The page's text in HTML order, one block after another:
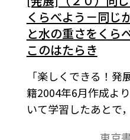
くらべよう－同じ
と水の重さをくら
このはたらき
「楽しくできる！
籍2004年6月作成よ
いて学習したあとで